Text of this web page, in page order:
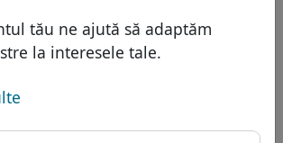
tău ne ajută să adaptăm
la interesele tale.
Orientul Mijlociu